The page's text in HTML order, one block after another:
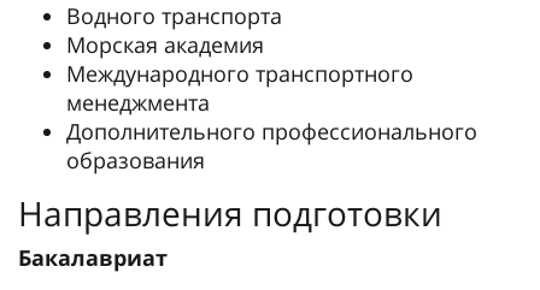
Водного транспорта
Морская академия
Международного транспортного
менеджмента
Дополнительного профессионального
образования
Направления подготовки
Бакалавриат